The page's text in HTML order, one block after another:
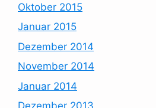
Oktober 2015
Januar 2015
Dezember 2014
November 2014
Januar 2014
Dezember 2013